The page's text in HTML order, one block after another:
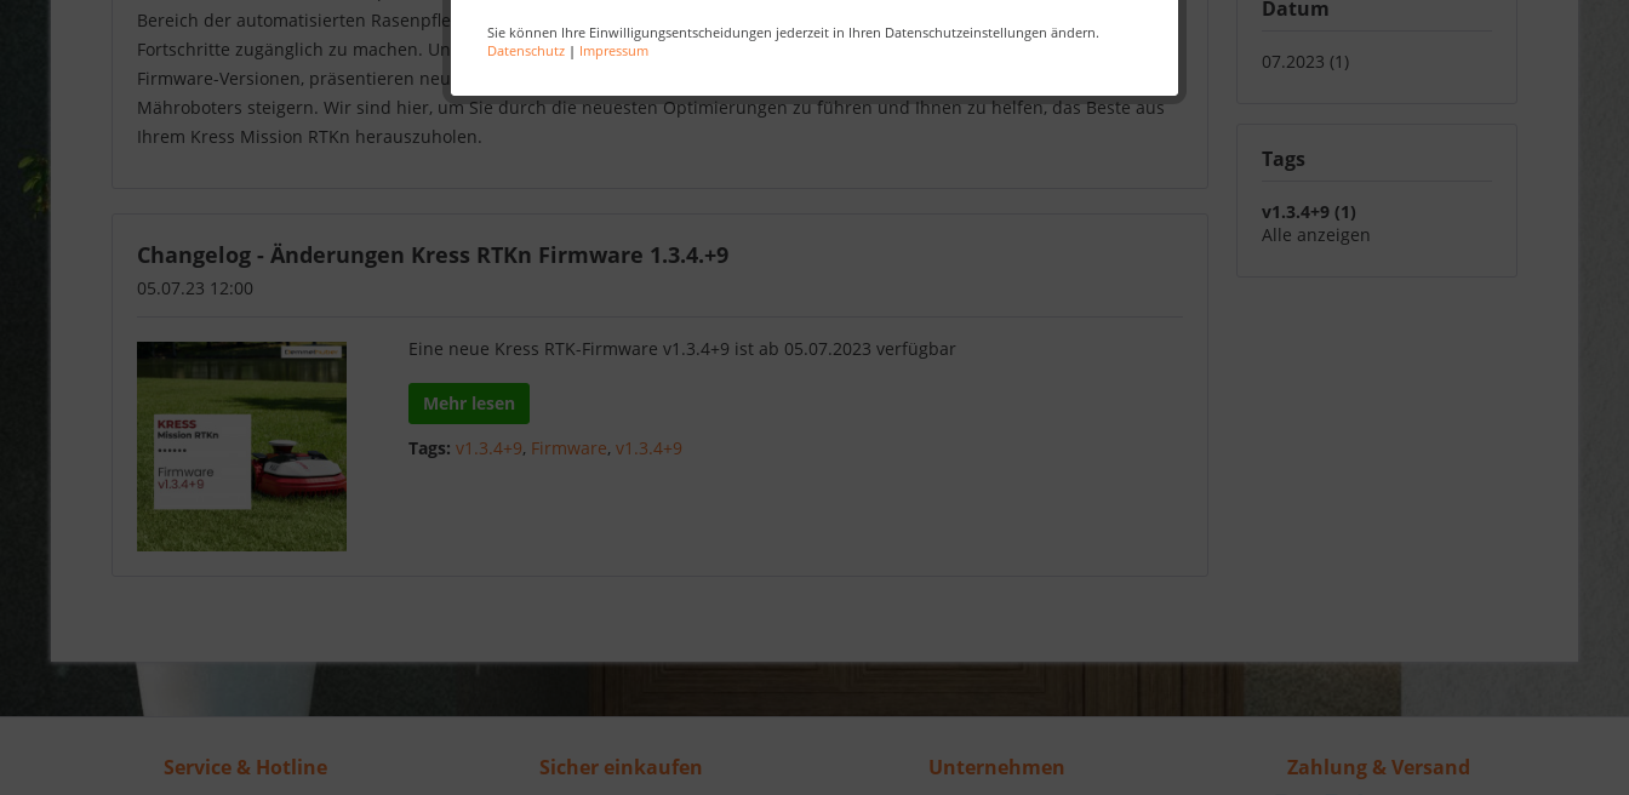
Sie können Ihre Einwilligungsentscheidungen jederzeit in Ihren Datenschutzeinstellungen ändern.
Datenschutz | Impressum
Datum
07.2023 (1)
Tags
v1.3.4+9 (1)
Alle anzeigen
Bereich der automatisierten Rasenpflege legen wir großen Wert darauf, Ihnen die neuesten Entwicklungen und technischen
Fortschritte zugänglich zu machen. Unsere Beiträge bieten Ihnen tiefgehende Einblicke in jede Veröffentlichung neuer
Firmware-Versionen, präsentieren neue Funktionen und erklären, wie diese die Effizienz und Benutzerfreundlichkeit Ihres
Mähroboters steigern. Wir sind hier, um Sie durch die neuesten Optimierungen zu führen und Ihnen zu helfen, das Beste aus
Ihrem Kress Mission RTKn herauszuholen.
Changelog - Änderungen Kress RTKn Firmware 1.3.4.+9
05.07.23 12:00
Eine neue Kress RTK-Firmware v1.3.4+9 ist ab 05.07.2023 verfügbar
Mehr lesen
Tags: v1.3.4+9, Firmware,v1.3.4+9
Service & Hotline Sicher einkaufen Unternehmen Zahlung & Versand